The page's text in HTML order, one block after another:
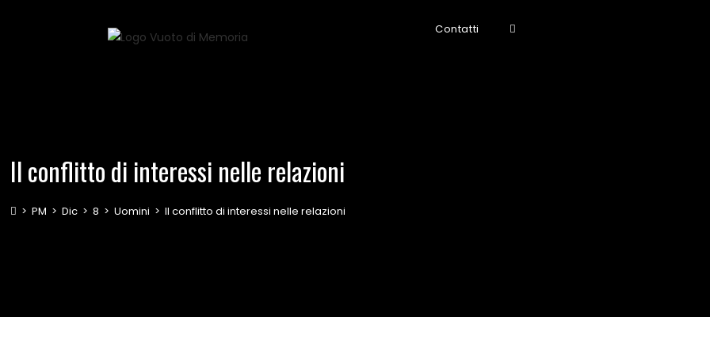
Contatti
Il conflitto di interessi nelle relazioni
> PM > Dic > 8 > Uomini > Il conflitto di interessi nelle relazioni